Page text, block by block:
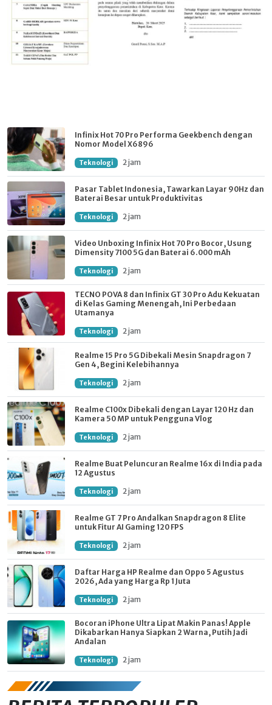
Infinix Hot 70 Pro Performa Geekbench dengan
Nomor Model X6896
Teknologi 2 jam
Pasar Tablet Indonesia, Tawarkan Layar 90Hz dan
Baterai Besar untuk Produktivitas
Teknologi 2 jam
Video Unboxing Infinix Hot 70 Pro Bocor, Usung
Dimensity 7100 5G dan Baterai 6.000 mAh
Teknologi 2 jam
TECNO POVA 8 dan Infinix GT 30 Pro Adu Kekuatan
di Kelas Gaming Menengah, Ini Perbedaan
Utamanya
Teknologi 2 jam
Realme 15 Pro 5G Dibekali Mesin Snapdragon 7
Gen 4, Begini Kelebihannya
Teknologi 2 jam
Realme C100x Dibekali dengan Layar 120 Hz dan
Kamera 50 MP untuk Pengguna Vlog
Teknologi 2 jam
Realme Buat Peluncuran Realme 16x di India pada
12 Agustus
Teknologi 2 jam
Realme GT 7 Pro Andalkan Snapdragon 8 Elite
untuk Fitur AI Gaming 120 FPS
Teknologi 2 jam
Daftar Harga HP Realme dan Oppo 5 Agustus
2026, Ada yang Harga Rp 1 Juta
Teknologi 2 jam
Bocoran iPhone Ultra Lipat Makin Panas! Apple
Dikabarkan Hanya Siapkan 2 Warna, Putih Jadi
Andalan
Teknologi 2 jam